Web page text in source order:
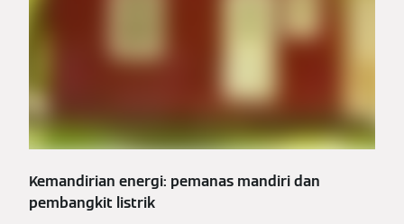
Kemandirian energi: pemanas mandiri dan
pembangkit listrik